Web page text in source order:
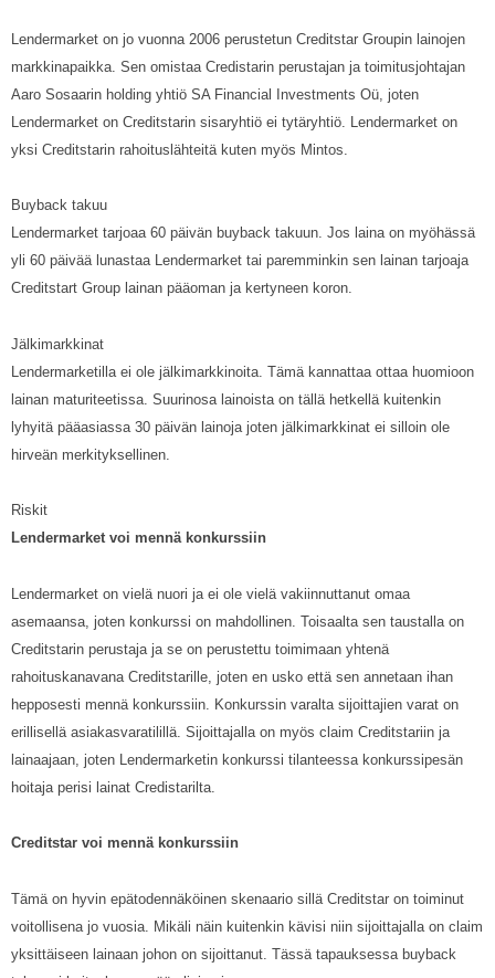
Lendermarket on jo vuonna 2006 perustetun Creditstar Groupin lainojen
markkinapaikka. Sen omistaa Credistarin perustajan ja toimitusjohtajan
Aaro Sosaarin holding yhtiö SA Financial Investments Oü, joten
Lendermarket on Creditstarin sisaryhtiö ei tytäryhtiö. Lendermarket on
yksi Creditstarin rahoituslähteitä kuten myös Mintos.
Buyback takuu
Lendermarket tarjoaa 60 päivän buyback takuun. Jos laina on myöhässä
yli 60 päivää lunastaa Lendermarket tai paremminkin sen lainan tarjoaja
Creditstart Group lainan pääoman ja kertyneen koron.
Jälkimarkkinat
Lendermarketilla ei ole jälkimarkkinoita. Tämä kannattaa ottaa huomioon
lainan maturiteetissa. Suurinosa lainoista on tällä hetkellä kuitenkin
lyhyitä pääasiassa 30 päivän lainoja joten jälkimarkkinat ei silloin ole
hirveän merkityksellinen.
Riskit
Lendermarket voi mennä konkurssiin
Lendermarket on vielä nuori ja ei ole vielä vakiinnuttanut omaa
asemaansa, joten konkurssi on mahdollinen. Toisaalta sen taustalla on
Creditstarin perustaja ja se on perustettu toimimaan yhtenä
rahoituskanavana Creditstarille, joten en usko että sen annetaan ihan
hepposesti mennä konkurssiin. Konkurssin varalta sijoittajien varat on
erillisellä asiakasvaratilillä. Sijoittajalla on myös claim Creditstariin ja
lainaajaan, joten Lendermarketin konkurssi tilanteessa konkurssipesän
hoitaja perisi lainat Credistarilta.
Creditstar voi mennä konkurssiin
Tämä on hyvin epätodennäköinen skenaario sillä Creditstar on toiminut
voitollisena jo vuosia. Mikäli näin kuitenkin kävisi niin sijoittajalla on claim
yksittäiseen lainaan johon on sijoittanut. Tässä tapauksessa buyback